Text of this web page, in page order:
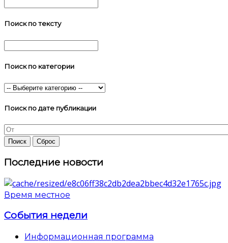
Поиск по тексту
Поиск по категории
Поиск по дате публикации
Последние новости
Время местное
События недели
Информационная программа